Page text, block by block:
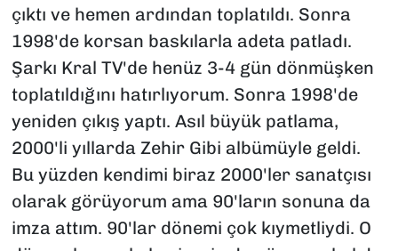
çıktı ve hemen ardından toplatıldı. Sonra
1998'de korsan baskılarla adeta patladı.
Şarkı Kral TV'de henüz 3-4 gün dönmüşken
toplatıldığını hatırlıyorum. Sonra 1998'de
yeniden çıkış yaptı. Asıl büyük patlama,
2000'li yıllarda Zehir Gibi albümüyle geldi.
Bu yüzden kendimi biraz 2000'ler sanatçısı
olarak görüyorum ama 90'ların sonuna da
imza attım. 90'lar dönemi çok kıymetliydi. O